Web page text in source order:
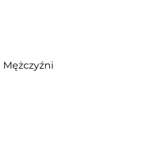
Mężczyźni